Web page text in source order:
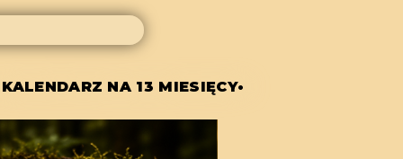
NA 13 MIESIĘCY•
NA 13 MIESIĘCY•